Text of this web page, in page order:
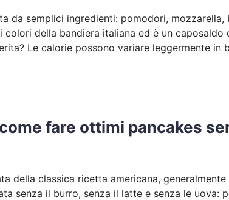
da semplici ingredienti: pomodori, mozzarella,
colori della bandiera italiana ed è un caposaldo
Le calorie possono variare leggermente in
fare ottimi pancakes
della classica ricetta americana, generalmente
senza il burro, senza il latte e senza le uova: